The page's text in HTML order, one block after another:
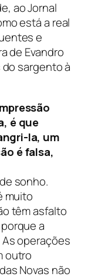
ao Jornal
está a real
e
de Evandro
do sargento à
é que
la, um
é falsa,
sonho.
muito
têm asfalto
a
operações
outro
Novas não